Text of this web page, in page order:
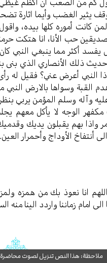
يثير الغضب وأيما اثارة
كانت أموره كلها بيده،
حب الأنا، انا هتكت
يفسد أكثر مما ينبغي
حديث ذلك الأنصاري الذي
النبي أعرض عني؟ فقيل له
القبة وسواها بالارض
وآله وسلم المؤمن يربي
الوجه لا يأكل معهم يجلس
بهم يقبلون يديك
أنتفاخ الأوداج وأحمرار العين.
انا نعوذ بك من همزه
امام زماننا واردد الينا منه
ملاحظة: هذا النص تنزيل لصوت محاضرة